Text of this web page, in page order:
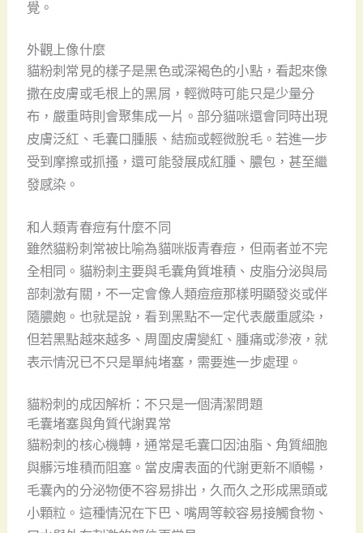
覺。
外觀上像什麼
貓粉刺常見的樣子是黑色或深褐色的小點，看起來像
撒在皮膚或毛根上的黑屑，輕微時可能只是少量分
布，嚴重時則會聚集成一片。部分貓咪還會同時出現
皮膚泛紅、毛囊口腫脹、結痂或輕微脫毛。若進一步
受到摩擦或抓搔，還可能發展成紅腫、膿包，甚至繼
發感染。
和人類青春痘有什麼不同
雖然貓粉刺常被比喻為貓咪版青春痘，但兩者並不完
全相同。貓粉刺主要與毛囊角質堆積、皮脂分泌與局
部刺激有關，不一定會像人類痘痘那樣明顯發炎或伴
隨膿皰。也就是說，看到黑點不一定代表嚴重感染，
但若黑點越來越多、周圍皮膚變紅、腫痛或滲液，就
表示情況已不只是單純堵塞，需要進一步處理。
貓粉刺的成因解析：不只是一個清潔問題
毛囊堵塞與角質代謝異常
貓粉刺的核心機轉，通常是毛囊口因油脂、角質細胞
與髒污堆積而阻塞。當皮膚表面的代謝更新不順暢，
毛囊內的分泌物便不容易排出，久而久之形成黑頭或
小顆粒。這種情況在下巴、嘴周等較容易接觸食物、